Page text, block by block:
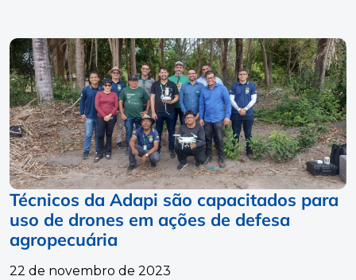
Técnicos da Adapi são capacitados para
uso de drones em ações de defesa
agropecuária
22 de novembro de 2023